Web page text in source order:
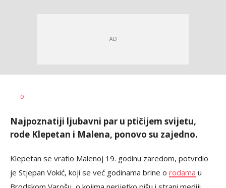
AUTOR
0
Najpoznatiji ljubavni par u ptičijem svijetu,
rode Klepetan i Malena, ponovo su zajedno.
Klepetan se vratio Malenoj 19. godinu zaredom, potvrdio
je Stjepan Vokić, koji se već godinama brine o rodama u